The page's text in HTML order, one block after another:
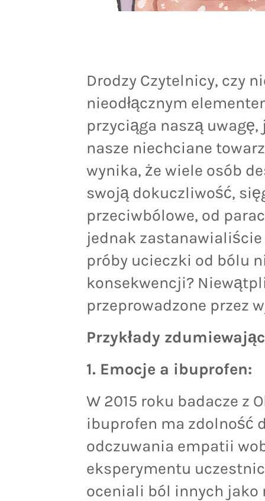
Drodzy Czytelnicy, czy
nieodłącznym
przyciąga naszą
nasze niechciane
wynika, że wiele osób
swoją dokuczliwość,
przeciwbólowe, od
jednak
próby ucieczki od bólu
konsekwencji?
przeprowadzone przez
Przykłady
1. Emocje a ibuprofen:
W 2015 roku badacze z
ibuprofen ma zdolność
odczuwania empatii
eksperymentu
oceniali ból innych